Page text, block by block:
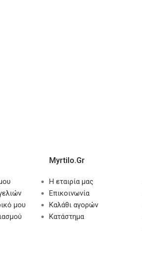
μου
Myrtilo.gr
Η εταιρία μας
Επικοινωνία
Καλάθι αγορών
Κατάστημα